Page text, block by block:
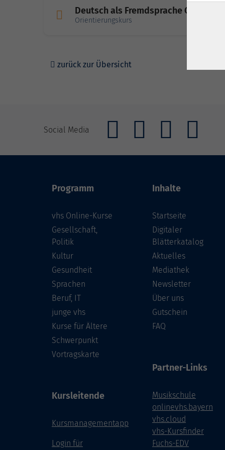
Deutsch als Fremdsprache Online
Orientierungskurs
zurück zur Übersicht
Social Media
Programm
vhs Online-Kurse
Gesellschaft,
Politik
Kultur
Gesundheit
Sprachen
Beruf, IT
junge vhs
Kurse für Ältere
Schwerpunkt
Vortragskarte
Kursleitende
Kursmanagementapp
Login für
Inhalte
Startseite
Digitaler
Blätterkatalog
Aktuelles
Mediathek
Newsletter
Über uns
Gutschein
FAQ
Partner-Links
Musikschule
onlinevhs.bayern
vhs.cloud
vhs-Kursfinder
Fuchs-EDV